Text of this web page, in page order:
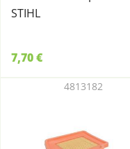
STIHL
7,70 €
4813182